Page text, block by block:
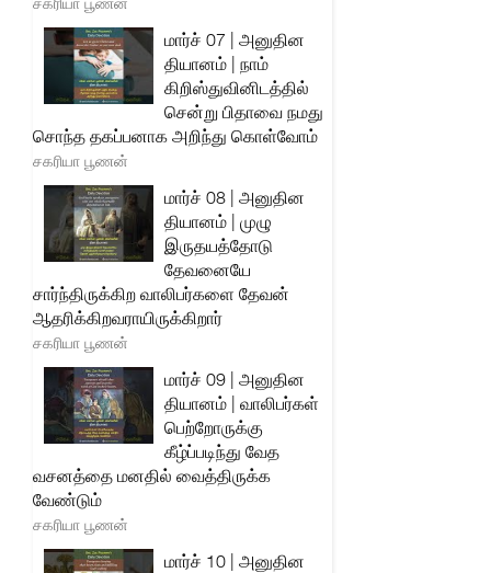
மார்ச் 07 | அனுதின
தியானம் | நாம்
கிறிஸ்துவினிடத்தில்
சென்று பிதாவை நமது
சொந்த தகப்பனாக அறிந்து கொள்வோம்
சகரியா பூணன்
மார்ச் 08 | அனுதின
தியானம் | முழு
இருதயத்தோடு
தேவனையே
சார்ந்திருக்கிற வாலிபர்களை தேவன்
ஆதரிக்கிறவராயிருக்கிறார்
சகரியா பூணன்
மார்ச் 09 | அனுதின
தியானம் | வாலிபர்கள்
பெற்றோருக்கு
கீழ்ப்படிந்து வேத
வசனத்தை மனதில் வைத்திருக்க
வேண்டும்
சகரியா பூணன்
மார்ச் 10 | அனுதின